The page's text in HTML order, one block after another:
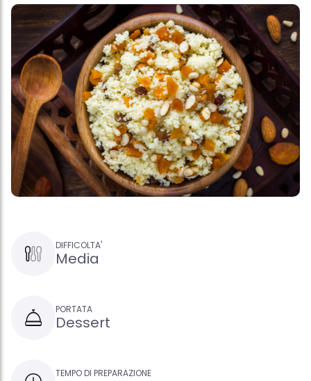
DIFFICOLTA'
Media
PORTATA
Dessert
TEMPO DI PREPARAZIONE